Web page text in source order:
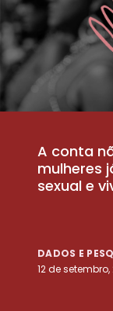
A conta
mulheres
sexual e
DADOS E
12 de setembro,